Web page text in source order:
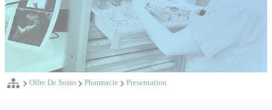
Offre De Soins Pharmacie Presentation